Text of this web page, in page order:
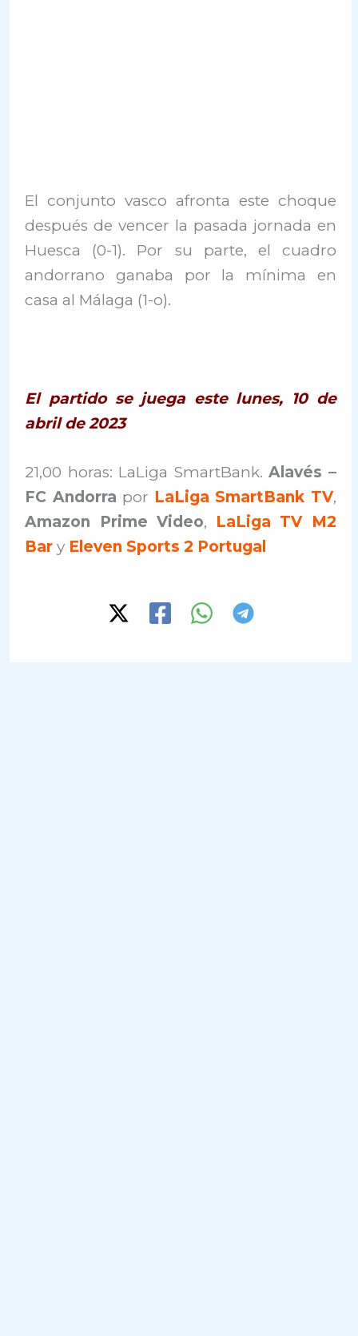
El conjunto vasco afronta este choque
después de vencer la pasada jornada en
Huesca (0-1). Por su parte, el cuadro
andorrano ganaba por la mínima en
casa al Málaga (1-o).
El partido se juega este lunes, 10 de
abril de 2023
21,00 horas: LaLiga SmartBank.Alavés –
FC Andorra por LaLiga SmartBank TV,
Amazon Prime Video, LaLiga TV M2
Bar y Eleven Sports 2 Portugal